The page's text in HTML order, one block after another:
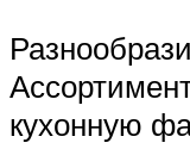
кухонную